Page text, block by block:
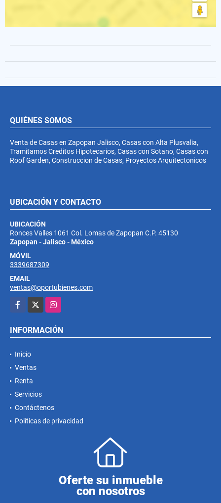
QUIÉNES SOMOS
Venta de Casas en Zapopan Jalisco, Casas con Alta Plusvalia,
Tramitamos Creditos Hipotecarios, Casas con Sotano, Casas con
Roof Garden, Construccion de Casas, Proyectos Arquitectonicos
UBICACIÓN Y CONTACTO
UBICACIÓN
Ronces Valles 1061 Col. Lomas de Zapopan C.P. 45130
Zapopan - Jalisco - México
MÓVIL
3339687309
EMAIL
ventas@oportubienes.com
Facebook
Instagram
INFORMACIÓN
Inicio
Ventas
Renta
Servicios
Contáctenos
Políticas de privacidad
Oferte su inmueble
con nosotros